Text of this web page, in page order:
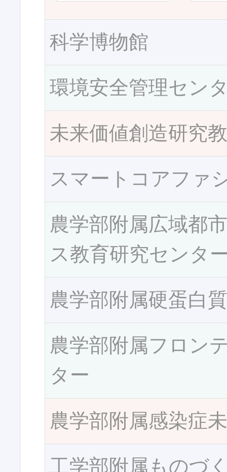
科学博物館
環境安全管理セン
未来価値創造研究
スマートコアファ
農学部附属広域都
ス教育研究センタ
農学部附属硬蛋白
農学部附属フロン
ター
農学部附属感染症
工学部附属ものづ